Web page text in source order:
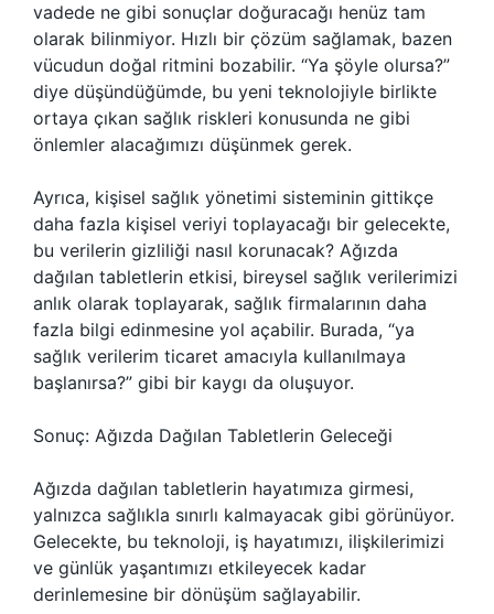
vadede ne gibi sonuçlar doğuracağı henüz tam
olarak bilinmiyor. Hızlı bir çözüm sağlamak, bazen
vücudun doğal ritmini bozabilir. “Ya şöyle olursa?”
diye düşündüğümde, bu yeni teknolojiyle birlikte
ortaya çıkan sağlık riskleri konusunda ne gibi
önlemler alacağımızı düşünmek gerek.
Ayrıca, kişisel sağlık yönetimi sisteminin gittikçe
daha fazla kişisel veriyi toplayacağı bir gelecekte,
bu verilerin gizliliği nasıl korunacak? Ağızda
dağılan tabletlerin etkisi, bireysel sağlık verilerimizi
anlık olarak toplayarak, sağlık firmalarının daha
fazla bilgi edinmesine yol açabilir. Burada, “ya
sağlık verilerim ticaret amacıyla kullanılmaya
başlanırsa?” gibi bir kaygı da oluşuyor.
Sonuç: Ağızda Dağılan Tabletlerin Geleceği
Ağızda dağılan tabletlerin hayatımıza girmesi,
yalnızca sağlıkla sınırlı kalmayacak gibi görünüyor.
Gelecekte, bu teknoloji, iş hayatımızı, ilişkilerimizi
ve günlük yaşantımızı etkileyecek kadar
derinlemesine bir dönüşüm sağlayabilir.